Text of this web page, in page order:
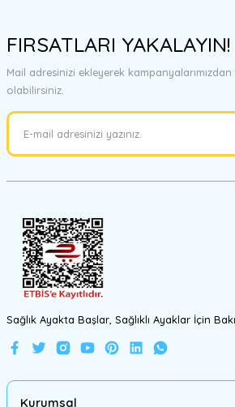
FIRSATLARI YAKALAYIN!
Mail adresinizi ekleyerek
olabilirsiniz.
Sağlık Ayakta Başlar, Sağlıklı Ayaklar İçin
Kurumsal